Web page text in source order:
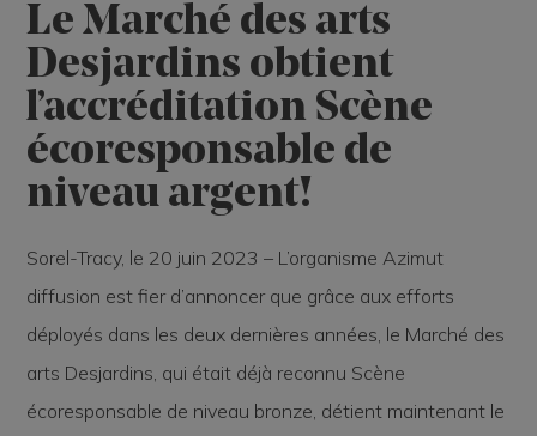
Le Marché des arts
Desjardins obtient
l’accréditation Scène
écoresponsable de
niveau argent!
Sorel-Tracy, le 20 juin 2023– L’organisme Azimut
diffusion est fier d’annoncer que grâce aux efforts
déployés dans les deux dernières années, le Marché des
arts Desjardins, qui était déjà reconnu Scène
écoresponsable de niveau bronze, détient maintenant le